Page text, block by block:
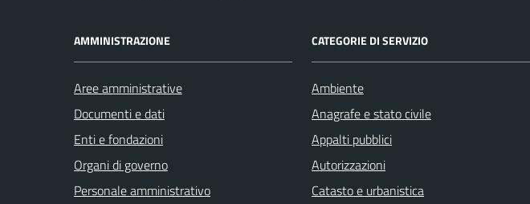
AMMINISTRAZIONE
Aree amministrative
Documenti e dati
Enti e fondazioni
Organi di governo
Personale amministrativo
CATEGORIE DI SERVIZIO
Ambiente
Anagrafe e stato civile
Appalti pubblici
Autorizzazioni
Catasto e urbanistica